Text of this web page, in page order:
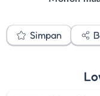
Simpan